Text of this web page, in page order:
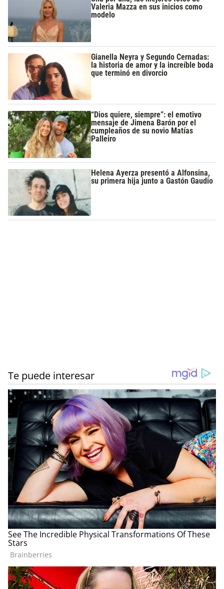
Valeria Mazza en sus inicios como
modelo
Gianella Neyra y Segundo Cernadas:
la historia de amor y la increíble boda
que terminó en divorcio
“Dios quiere, siempre”: el emotivo
mensaje de Jimena Barón por el
cumpleaños de su novio Matías
Palleiro
Helena Ayerza presentó a Alfonsina,
su primera hija junto a Gastón Gaudio